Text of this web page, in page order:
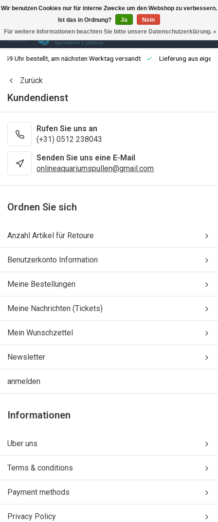
Uhr bestellt, am nächsten Werktag versandt Lieferung aus
Zurück
Kundendienst
Rufen Sie uns an
(+31) 0512 238043
Senden Sie uns eine E-Mail
onlineaquariumspullen@gmail.com
Ordnen Sie sich
Anzahl Artikel für Retoure
Benutzerkonto Information
Meine Bestellungen
Meine Nachrichten (Tickets)
Mein Wunschzettel
Newsletter
anmelden
Informationen
Uber uns
Terms & conditions
Payment methods
Privacy Policy
Wir benutzen Cookies nur für interne Zwecke um den Webshop zu verbessern.
Ist das in Ordnung?
Ja
Nein
Für weitere Informationen beachten Sie bitte unsere Datenschutzerklärung. »